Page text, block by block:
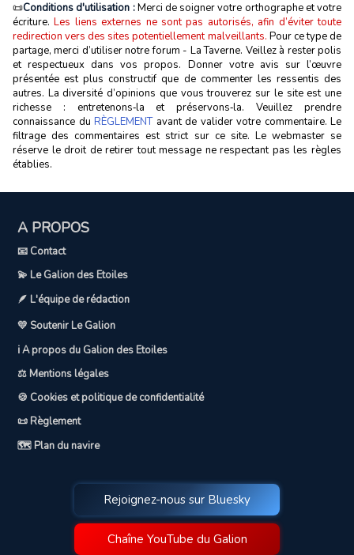
📜Conditions d'utilisation :Merci de soigner votre orthographe et votre
écriture.Les liens externes ne sont pas autorisés, afin d’éviter toute
redirection vers des sites potentiellement malveillants. Pour ce type de
partage, merci d’utiliser notre forum - La Taverne. Veillez à rester polis
et respectueux dans vos propos. Donner votre avis sur l’œuvre
présentée est plus constructif que de commenter les ressentis des
autres. La diversité d’opinions que vous trouverez sur le site est une
richesse : entretenons‑la et préservons‑la. Veuillez prendre
connaissance du RÈGLEMENTavant de valider votre commentaire. Le
filtrage des commentaires est strict sur ce site. Le webmaster se
réserve le droit de retirer tout message ne respectant pas les règles
établies.
A PROPOS
📧 Contact
💫 Le Galion des Etoiles
🪶 L'équipe de rédaction
💛 Soutenir Le Galion
ℹ️ A propos du Galion des Etoiles
⚖️ Mentions légales
🍪 Cookies et politique de confidentialité
📜 Règlement
🗺️ Plan du navire
Rejoignez-nous sur Bluesky
Chaîne YouTube du Galion